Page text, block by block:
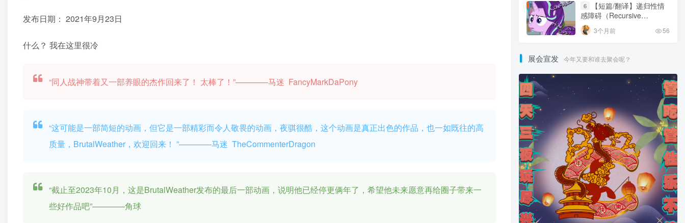
发布日期： 2021年9月23日
什么？ 我在这里很冷
“同人战神带着又一部养眼的杰作回来了！ 太棒了！”————马迷 FancyMarkDaPony
“这可能是一部简短的动画，但它是一部精彩而令人敬畏的动画，夜骐很酷，这个动画是真正出色的作品，也一如既往的高
质量，BrutalWeather，欢迎回来！ ”————马迷 TheCommenterDragon
“截止至2023年10月，这是BrutalWeather发布的最后一部动画，说明他已经停更俩年了，希望他未来愿意再给圈子带来一
些好作品吧”————角球
6
【短篇/翻译】递归性情
感障碍（Recursive
Affection Disorder）
3个月前 56
展会宣发 今年又要和谁去聚会呢？